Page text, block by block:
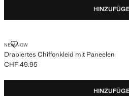
NEW NOW
Drapiertes Chiffonkleid mit Paneelen
DRAPIERTES CHIFFONKLEID MIT
Aktueller Preis [CHF 49.95 ]
CHF 49.95